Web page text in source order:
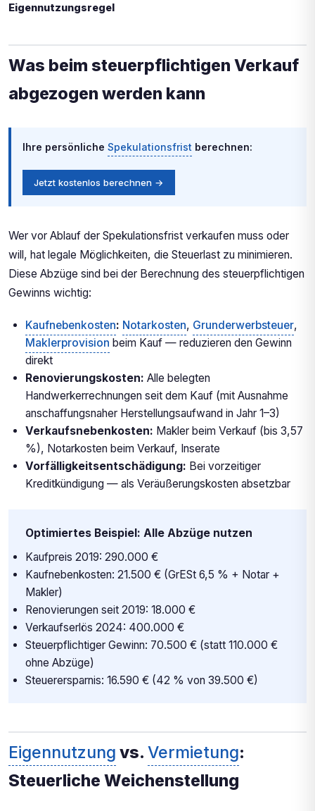
Eigennutzungsregel
Was beim steuerpflichtigen Verkauf
abgezogen werden kann
Ihre persönliche Spekulationsfrist berechnen:
Jetzt kostenlos berechnen →
Wer vor Ablauf der Spekulationsfrist verkaufen muss oder
will, hat legale Möglichkeiten, die Steuerlast zu minimieren.
Diese Abzüge sind bei der Berechnung des steuerpflichtigen
Gewinns wichtig:
Kaufnebenkosten: Notarkosten, Grunderwerbsteuer,
Maklerprovision beim Kauf — reduzieren den Gewinn
direkt
Renovierungskosten: Alle belegten
Handwerkerrechnungen seit dem Kauf (mit Ausnahme
anschaffungsnaher Herstellungsaufwand in Jahr 1–3)
Verkaufsnebenkosten: Makler beim Verkauf (bis 3,57
%), Notarkosten beim Verkauf, Inserate
Vorfälligkeitsentschädigung: Bei vorzeitiger
Kreditkündigung — als Veräußerungskosten absetzbar
Optimiertes Beispiel: Alle Abzüge nutzen
Kaufpreis 2019: 290.000 €
Kaufnebenkosten: 21.500 € (GrESt 6,5 % + Notar +
Makler)
Renovierungen seit 2019: 18.000 €
Verkaufserlös 2024: 400.000 €
Steuerpflichtiger Gewinn: 70.500 € (statt 110.000 €
ohne Abzüge)
Steuerersparnis: 16.590 € (42 % von 39.500 €)
Eigennutzung vs. Vermietung:
Steuerliche Weichenstellung